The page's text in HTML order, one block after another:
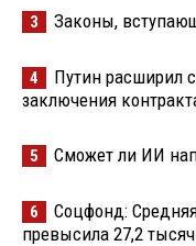
3 Законы,
4
Путин расширил
заключения
5 Сможет ли ИИ
6
Соцфонд:
превысила 27,2